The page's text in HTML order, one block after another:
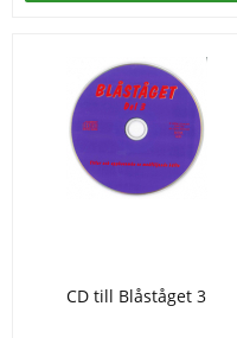
CD till Blåståget 3